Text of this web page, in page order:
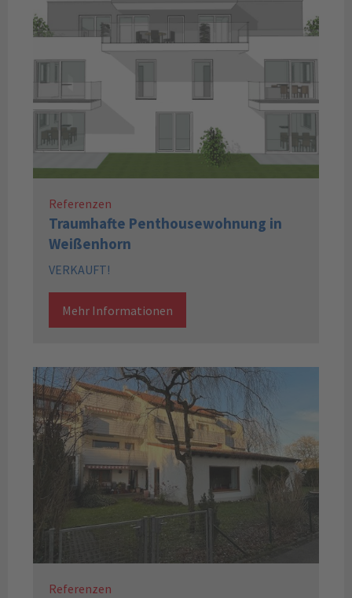
Referenzen
Traumhafte Penthousewohnung in
Weißenhorn
VERKAUFT!
Mehr Informationen
Referenzen